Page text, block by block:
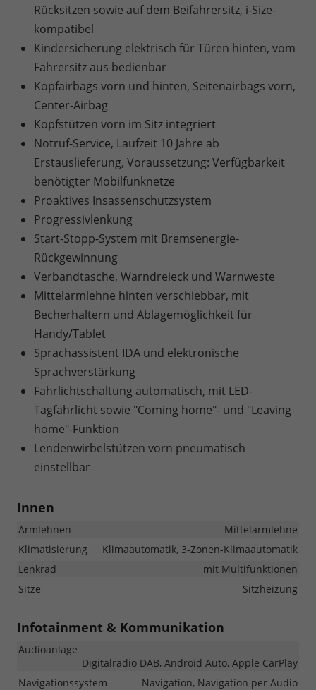
Rücksitzen sowie auf dem Beifahrersitz, i-Size-
kompatibel
Kindersicherung elektrisch für Türen hinten, vom
Fahrersitz aus bedienbar
Kopfairbags vorn und hinten, Seitenairbags vorn,
Center-Airbag
Kopfstützen vorn im Sitz integriert
Notruf-Service, Laufzeit 10 Jahre ab
Erstauslieferung, Voraussetzung: Verfügbarkeit
benötigter Mobilfunknetze
Proaktives Insassenschutzsystem
Progressivlenkung
Start-Stopp-System mit Bremsenergie-
Rückgewinnung
Verbandtasche, Warndreieck und Warnweste
Mittelarmlehne hinten verschiebbar, mit
Becherhaltern und Ablagemöglichkeit für
Handy/Tablet
Sprachassistent IDA und elektronische
Sprachverstärkung
Fahrlichtschaltung automatisch, mit LED-
Tagfahrlicht sowie "Coming home"- und "Leaving
home"-Funktion
Lendenwirbelstützen vorn pneumatisch
einstellbar
Innen
Armlehnen
Mittelarmlehne
Klimatisierung
Klimaautomatik, 3-Zonen-Klimaautomatik
Lenkrad
mit Multifunktionen
Sitze
Sitzheizung
Infotainment & Kommunikation
Audioanlage
Digitalradio DAB, Android Auto, Apple CarPlay
Navigationssystem
Navigation, Navigation per Audio